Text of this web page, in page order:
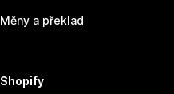
Měny a překlad
Shopify